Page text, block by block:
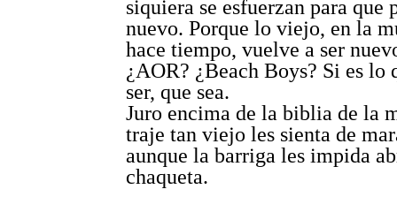
siquiera se esfuerzan para que
nuevo. Porque lo viejo, en la
hace tiempo, vuelve a ser
¿AOR? ¿Beach Boys? Si es lo
ser, que sea.
Juro encima de la biblia de la
traje tan viejo les sienta de
aunque la barriga les impida
chaqueta.